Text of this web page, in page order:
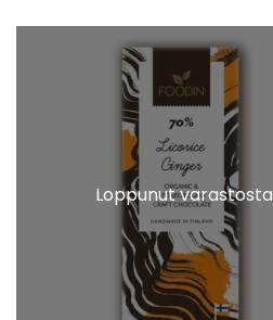
Loppunut varastosta